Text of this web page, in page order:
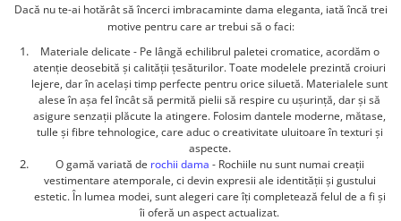
Dacă nu te-ai hotărât să încerci imbracaminte dama eleganta, iată încă trei
motive pentru care ar trebui să o faci:
Materiale delicate - Pe lângă echilibrul paletei cromatice, acordăm o
atenție deosebită și calității țesăturilor. Toate modelele prezintă croiuri
lejere, dar în același timp perfecte pentru orice siluetă. Materialele sunt
alese în așa fel încât să permită pielii să respire cu ușurință, dar și să
asigure senzații plăcute la atingere. Folosim dantele moderne, mătase,
tulle și fibre tehnologice, care aduc ocreativitate uluitoare în texturi și
aspecte.
O gamă variată de rochii dama - Rochiile nu sunt numai creații
vestimentare atemporale, ci devin expresii ale identității și gustului
estetic. În lumea modei, sunt alegeri care îți completează felul de a fi și
îi oferă un aspect actualizat.